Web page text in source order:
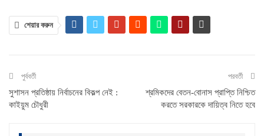
শেয়ার করুন
পুর্ববর্তী
সুশাসন প্রতিষ্ঠায় নির্বাচনের বিকল্প নেই :
কাইয়ুম চৌধুরী
পরবর্তী
শ্রমিকদের বেতন-বোনাস প্রাপ্তি নিশ্চিত
করতে সরকারকে দায়িত্ব নিতে হবে